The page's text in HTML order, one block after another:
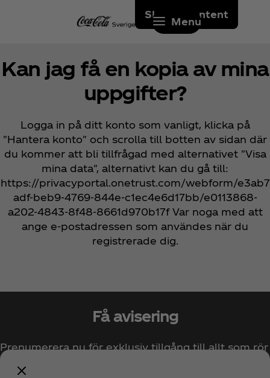
Skip to content
Menu
Kan jag få en kopia av mina
uppgifter?
Logga in på ditt konto som vanligt, klicka på
"Hantera konto" och scrolla till botten av sidan där
du kommer att bli tillfrågad med alternativet "Visa
mina data", alternativt kan du gå till:
https://privacyportal.onetrust.com/webform/e3ab7
adf-beb9-4769-844e-c1ec4e6d17bb/e0113868-
a202-4843-8f48-8661d970b17f Var noga med att
ange e-postadressen som användes när du
registrerade dig.
Få avisering
Prenumerera nu för exklusiv tillgång till allt som rör
Coca‑Cola!